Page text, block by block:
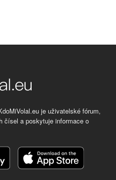
je uživatelské fórum,
čísel a poskytuje informace o